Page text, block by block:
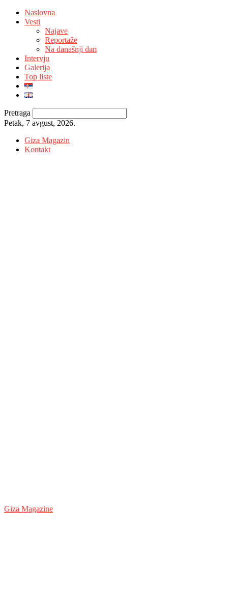
Naslovna
Vesti
Najave
Reportaže
Na današnji dan
Intervju
Galerija
Top liste
Pretraga
Petak, 7 avgust, 2026.
Giza Magazin
Kontakt
Giza Magazine